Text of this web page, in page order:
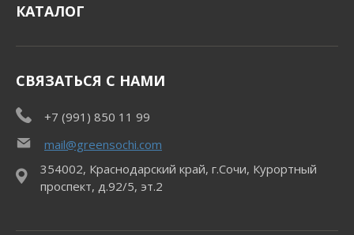
КАТАЛОГ
СВЯЗАТЬСЯ С НАМИ
+7 (991) 850 11 99
mail@greensochi.com
354002, Краснодарский край, г.Сочи, Курортный
проспект, д.92/5, эт.2